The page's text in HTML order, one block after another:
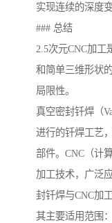
实现连续的深度变
### 总结
2.5次元CNC加工
和简单三维形状
局限性。
真空密封钎焊（
进行的钎焊工艺
部件。CNC（计
加工技术，广泛
封钎焊与CNC加
其主要适用范围：